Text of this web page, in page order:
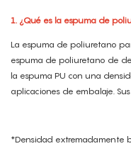
1. ¿Qué es la espuma de
La espuma de poliuretano
espuma de poliuretano de
la espuma PU con una
aplicaciones de embalaje.
*Densidad extremadamente